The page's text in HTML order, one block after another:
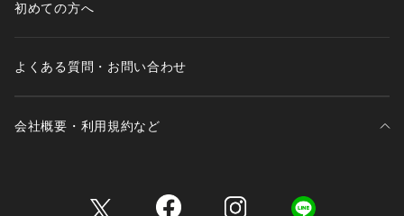
初めての方へ
よくある質問・お問い合わせ
会社概要・利用規約など